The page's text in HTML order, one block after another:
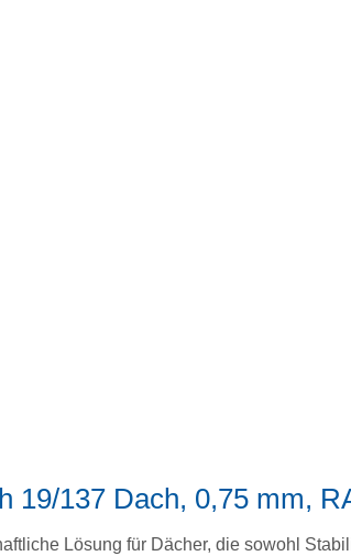
19/137 Dach, 0,75 mm,
Lösung für Dächer, die sowohl